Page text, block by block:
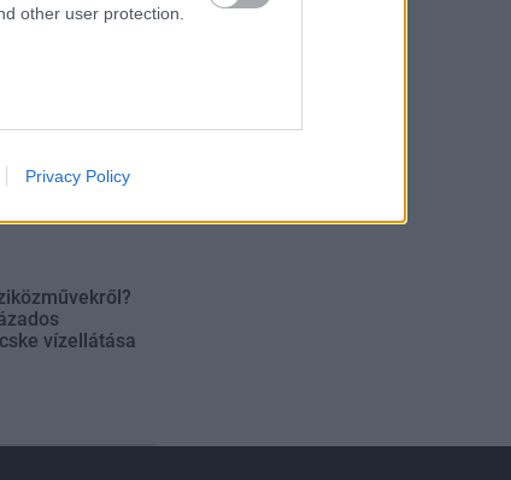
other user protection.
Privacy Policy
repülőtér
bázis út-
vízellátása